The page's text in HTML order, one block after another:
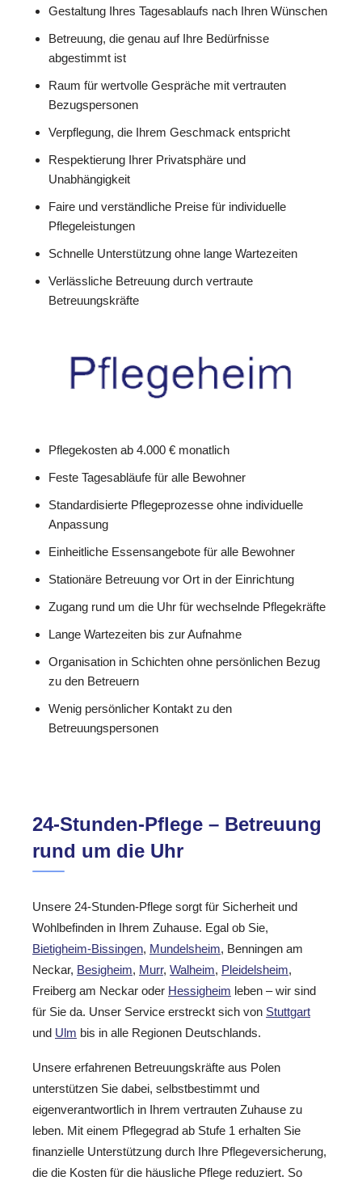
Gestaltung Ihres Tagesablaufs nach Ihren Wünschen
Betreuung, die genau auf Ihre Bedürfnisse
abgestimmt ist
Raum für wertvolle Gespräche mit vertrauten
Bezugspersonen
Verpflegung, die Ihrem Geschmack entspricht
Respektierung Ihrer Privatsphäre und
Unabhängigkeit
Faire und verständliche Preise für individuelle
Pflegeleistungen
Schnelle Unterstützung ohne lange Wartezeiten
Verlässliche Betreuung durch vertraute
Betreuungskräfte
Pflegekosten ab 4.000 € monatlich
Feste Tagesabläufe für alle Bewohner
Standardisierte Pflegeprozesse ohne individuelle
Anpassung
Einheitliche Essensangebote für alle Bewohner
Stationäre Betreuung vor Ort in der Einrichtung
Zugang rund um die Uhr für wechselnde Pflegekräfte
Lange Wartezeiten bis zur Aufnahme
Organisation in Schichten ohne persönlichen Bezug
zu den Betreuern
Wenig persönlicher Kontakt zu den
Betreuungspersonen
24-Stunden-Pflege – Betreuung
rund um die Uhr
Unsere 24-Stunden-Pflege sorgt für Sicherheit und
Wohlbefinden in Ihrem Zuhause. Egal ob Sie,
Bietigheim-Bissingen, Mundelsheim, Benningen am
Neckar, Besigheim, Murr, Walheim, Pleidelsheim,
Freiberg am Neckar oder Hessigheim leben – wir sind
für Sie da. Unser Service erstreckt sich von Stuttgart
und Ulm bis in alle Regionen Deutschlands.
Unsere erfahrenen Betreuungskräfte aus Polen
unterstützen Sie dabei, selbstbestimmt und
eigenverantwortlich in Ihrem vertrauten Zuhause zu
leben. Mit einem Pflegegrad ab Stufe 1 erhalten Sie
finanzielle Unterstützung durch Ihre Pflegeversicherung,
die die Kosten für die häusliche Pflege reduziert. So